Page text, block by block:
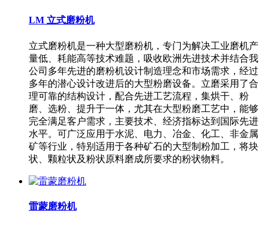
LM 立式磨粉机
立式磨粉机是一种大型磨粉机，专门为解决工业磨机产
量低、耗能高等技术难题，吸收欧洲先进技术并结合我
公司多年先进的磨粉机设计制造理念和市场需求，经过
多年的潜心设计改进后的大型粉磨设备。立磨采用了合
理可靠的结构设计，配合先进工艺流程，集烘干、粉
磨、选粉、提升于一体，尤其在大型粉磨工艺中，能够
完全满足客户需求，主要技术、经济指标达到国际先进
水平。可广泛应用于水泥、电力、冶金、化工、非金属
矿等行业，特别适用于各种矿石的大型制粉加工，将块
状、颗粒状及粉状原料磨成所要求的粉状物料。
雷蒙磨粉机